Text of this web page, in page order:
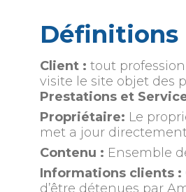
Définitions
Client : tout
visite le site objet des
Prestations et
Propriétaire: Le
met a jour
Contenu : Ensemble
Informations clients :
d’être détenues par